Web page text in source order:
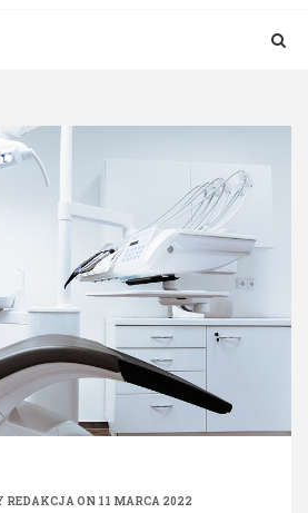
REDAKCJAON 11 MARCA 2022